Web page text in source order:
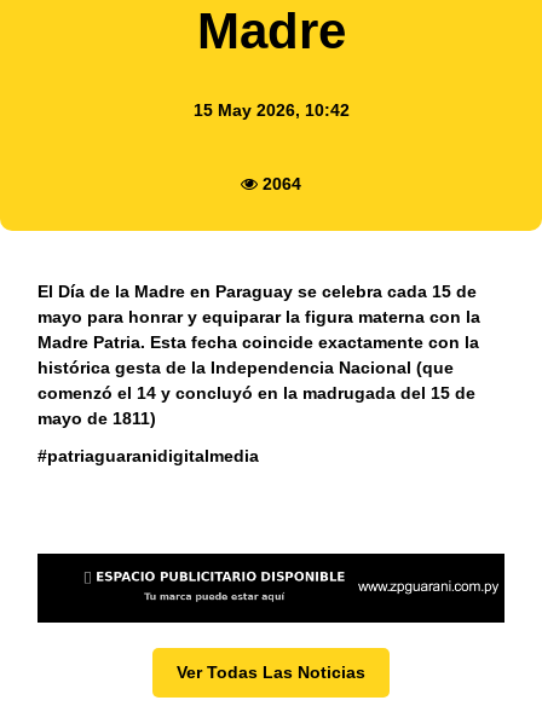
Madre
15 May 2026, 10:42
2064
El Día de la Madre en Paraguay se celebra cada 15 de
mayo para honrar y equiparar la figura materna con la
Madre Patria. Esta fecha coincide exactamente con la
histórica gesta de la Independencia Nacional (que
comenzó el 14 y concluyó en la madrugada del 15 de
mayo de 1811)
#patriaguaranidigitalmedia
Ver Todas Las Noticias